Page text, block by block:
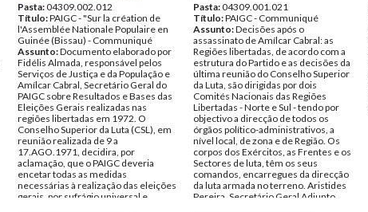
Pasta:04309.002.012
Título:PAIGC - "Sur la création de
l'Assemblée Nationale Populaire en
Guinée (Bissau) - Communiqué
Assunto:Documento elaborado por
Fidélis Almada, responsável pelos
Serviços de Justiça e da População e
Amílcar Cabral, Secretário Geral do
PAIGC sobre Resultados e Bases das
Eleições Gerais realizadas nas
regiões libertadas em 1972. O
Conselho Superior da Luta (CSL), em
reunião realizada de 9 a
17.AGO.1971, decidira, por
aclamação, que o PAIGC deveria
encetar todas as medidas
necessárias à realização das eleições
gerais, por sufrágio universal e
Pasta:04309.001.021
Título:PAIGC - Communiqué
Assunto:Decisões após o
assassinato de Amílcar Cabral: as
Regiões libertadas, de acordo com a
estrutura do Partido e as decisões da
última reunião do Conselho Superior
da Luta, são dirigidas por dois
Comités Nacionais das Regiões
Libertadas - Norte e Sul - tendo por
objectivo a direcção de todos os
órgãos político-administrativos, a
nível local, de zona e de Região. Os
corpos dos Exércitos, as Frentes e os
Sectores de luta, têm os seus
comandos, encarregues da direcção
da luta armada no terreno. Aristides
Pereira, Secretário Geral Adjunto,